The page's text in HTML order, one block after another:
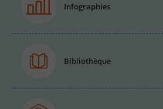
Infographies
Bibliothèque